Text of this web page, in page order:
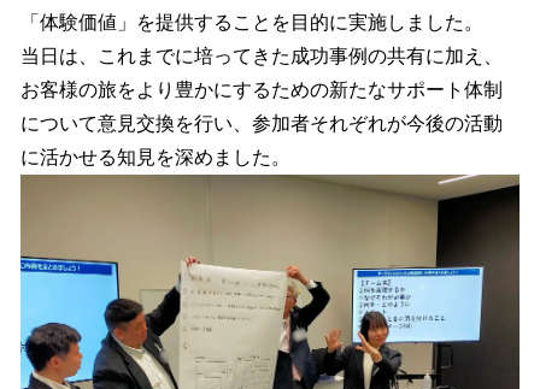
「体験価値」を提供することを目的に実施しました。
当日は、これまでに培ってきた成功事例の共有に加え、
お客様の旅をより豊かにするための新たなサポート体制
について意見交換を行い、参加者それぞれが今後の活動
に活かせる知見を深めました。